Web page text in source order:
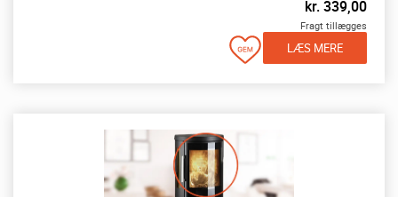
kr.339,00
Fragt tillægges
LÆS MERE